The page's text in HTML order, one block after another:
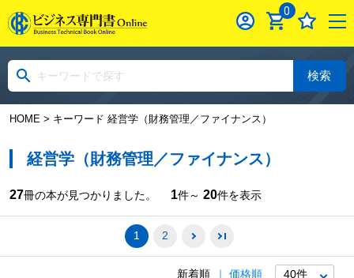
0
検索
HOME> キーワード 経営学（財務管理／ファイナンス）
経営学（財務管理／ファイナンス）
27冊の本が見つかりました。 1件～ 20件を表示
1 2
新着順 価格順